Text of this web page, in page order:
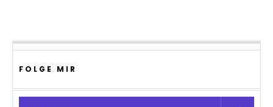
FOLGE MIR